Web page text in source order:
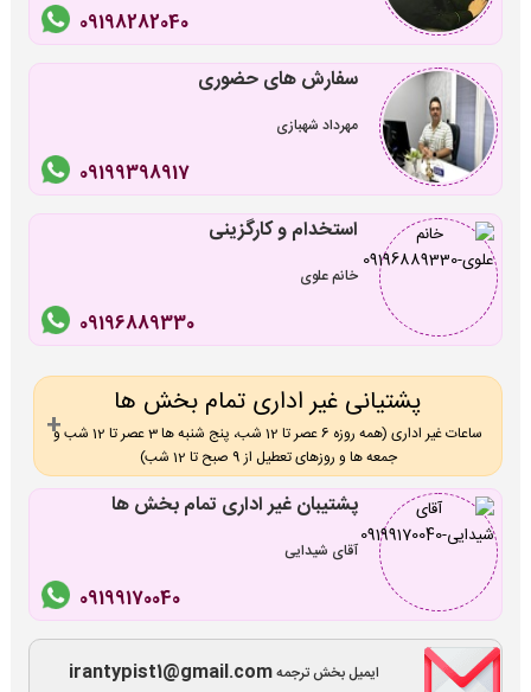
09198282040
سفارش های حضوری
مهرداد شهبازی
09199398917
استخدام و کارگزینی
خانم علوی
09196889330
پشتیانی غیر اداری تمام بخش ها
ساعات غیر اداری (همه روزه 6 عصر تا 12 شب، پنج شنبه ها 3 عصر تا 12 شب و
جمعه ها و روزهای تعطیل از 9 صبح تا 12 شب)
پشتیبان غیر اداری تمام بخش ها
آقای شیدایی
09199170040
ایمیل بخش ترجمهirantypist1@gmail.com